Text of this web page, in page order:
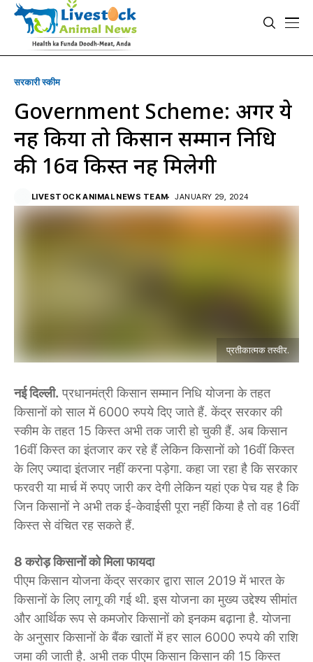
सरकारी स्की‍म
Government Scheme: अगर ये
नहीं किया तो किसान सम्मान निधि
की 16वीं किस्त नहीं मिलेगी
LIVESTOCK ANIMAL NEWS TEAM JANUARY 29, 2024
प्रतीकात्मक तस्वीर.
नई दिल्ली. प्रधानमंत्री किसान सम्मान निधि योजना के तहत
किसानों को साल में 6000 रुपये दिए जाते हैं. केंद्र सरकार की
स्कीम के तहत 15 किस्त अभी तक जारी हो चुकी हैं. अब किसान
16वीं किस्त का इंतजार कर रहे हैं लेकिन किसानों को 16वीं किस्त
के लिए ज्यादा इंतजार नहीं करना पड़ेगा. कहा जा रहा है कि सरकार
फरवरी या मार्च में रुपए जारी कर देगी लेकिन यहां एक पेच यह है कि
जिन किसानों ने अभी तक ई-केवाईसी पूरा नहीं किया है तो वह 16वीं
किस्त से वंचित रह सकते हैं.
8 करोड़ किसानों को मिला फायदा
पीएम किसान योजना केंद्र सरकार द्वारा साल 2019 में भारत के
किसानों के लिए लागू की गई थी. इस योजना का मुख्य उद्देश्य सीमांत
और आर्थिक रूप से कमजोर किसानों को इनकम बढ़ाना है. योजना
के अनुसार किसानों के बैंक खातों में हर साल 6000 रुपये की राशि
जमा की जाती है. अभी तक पीएम किसान किसान की 15 किस्त